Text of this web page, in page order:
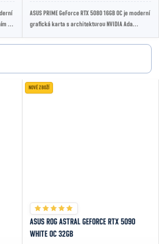
a
ASUS PRIME GeForce RTX 5080 16GB OC je moderní
grafická karta s architekturou NVIDIA Ada
NOVÉ ZBOŽÍ
ASUS ROG ASTRAL GEFORCE RTX 5090
WHITE OC 32GB